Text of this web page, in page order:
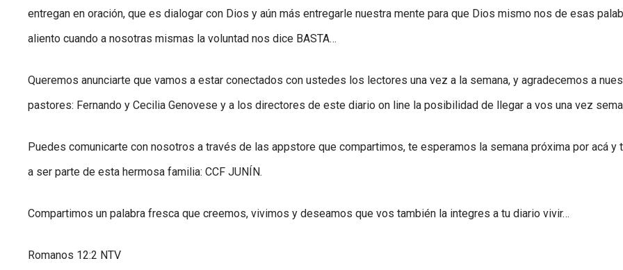
entregan en oración, que es dialogar con Dios y aún más entregarle nuestra mente para que Dios mismo nos de esas
aliento cuando a nosotras mismas la voluntad nos dice BASTA…
Queremos anunciarte que vamos a estar conectados con ustedes los lectores una vez a la semana, y agradecemos a
pastores: Fernando y Cecilia Genovese y a los directores de este diario on line la posibilidad de llegar a vos una vez
Puedes comunicarte con nosotros a través de las appstore que compartimos, te esperamos la semana próxima por acá y
a ser parte de esta hermosa familia: CCF JUNÍN.
Compartimos un palabra fresca que creemos, vivimos y deseamos que vos también la integres a tu diario vivir…
Romanos 12:2 NTV